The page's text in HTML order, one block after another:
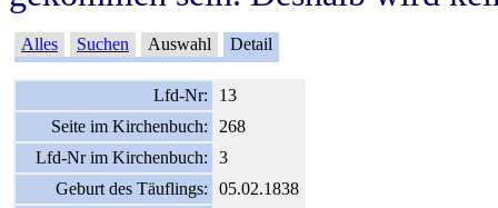
Alles Suchen Auswahl Detail
Lfd-Nr:
13
Seite im Kirchenbuch:
268
Lfd-Nr im Kirchenbuch:
3
Geburt des Täuflings:
05.02.1838